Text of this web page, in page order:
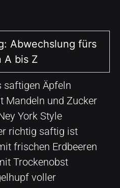
Abwechslung fürs
A bis Z
saftigen Äpfeln
Mandeln und Zucker
York Style
richtig saftig ist
frischen Erdbeeren
Trockenobst
voller